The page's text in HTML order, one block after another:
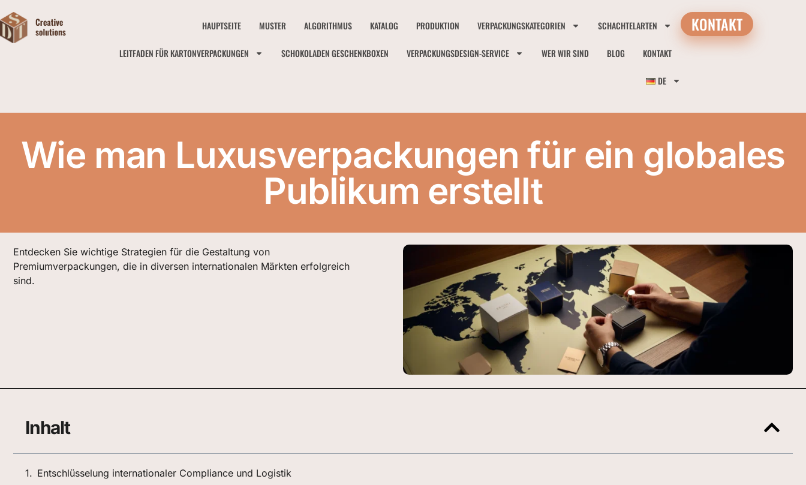
HAUPTSEITE MUSTER ALGORITHMUS KATALOG PRODUKTION VERPACKUNGSKATEGORIEN SCHACHTELARTEN
LEITFADEN FÜR KARTONVERPACKUNGEN SCHOKOLADEN GESCHENKBOXEN VERPACKUNGSDESIGN-SERVICE WER WIR SIND BLOG KONTAKT
DE
KONTAKT
Wie man Luxusverpackungen für ein globales
Publikum erstellt
Entdecken Sie wichtige Strategien für die Gestaltung von
Premiumverpackungen, die in diversen internationalen Märkten erfolgreich
sind.
Inhalt
Entschlüsselung internationaler Compliance und Logistik